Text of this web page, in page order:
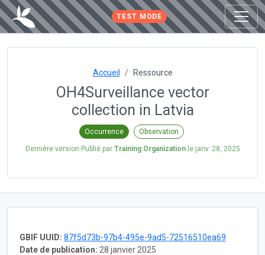
TEST MODE
Accueil Ressource
OH4Surveillance vector
collection in Latvia
Occurrence Observation
Dernière version Publié par Training Organizationle janv. 28, 2025
GBIF UUID: 87f5d73b-97b4-495e-9ad5-72516510ea69
Date de publication: 28 janvier 2025